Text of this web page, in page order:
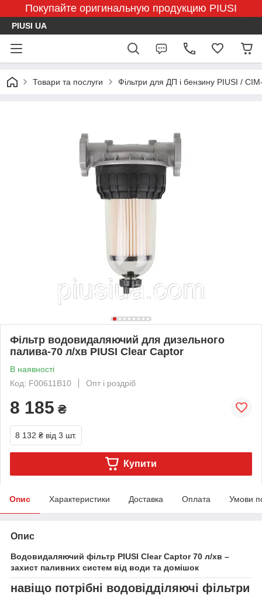
Покупайте оригинальную продукцию PIUSI
PIUSI UA
Товари та послуги Фільтри для ДП і бензину PIUSI /
Фільтр водовидаляючий для дизельного
палива-70 л/хв PIUSI Clear Captor
В наявності
Код: F00611B10
Опт і роздріб
8 185 ₴
8 132 ₴ від 3 шт.
Купити
Опис Характеристики Доставка Оплата Умови
Опис
Водовидаляючий фільтр PIUSI Clear Captor 70 л/хв –
захист паливних систем від води та домішок
навіщо потрібні водовідділяючі фільтри